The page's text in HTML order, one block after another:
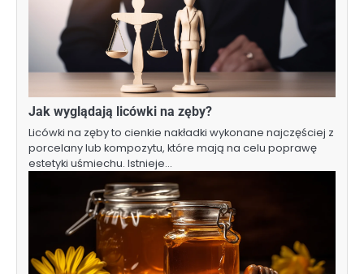
Jak wyglądają licówki na zęby?
Licówki na zęby to cienkie nakładki wykonane najczęściej z
porcelany lub kompozytu, które mają na celu poprawę
estetyki uśmiechu. Istnieje…